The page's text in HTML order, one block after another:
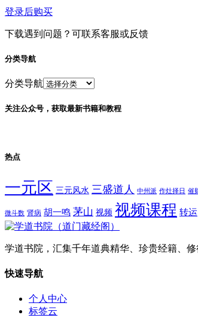
登录后购买
下载遇到问题？可联系客服或反馈
分类导航
分类导航
关注公众号，获取最新书籍和教程
热点
一元区 三元风水 三盛道人 中州派 作灶择日 催
微斗数 肾病 胡一鸣 茅山 视频 视频课程 转运
学道书院，汇集千年道典精华、珍贵经籍、
快速导航
个人中心
标签云